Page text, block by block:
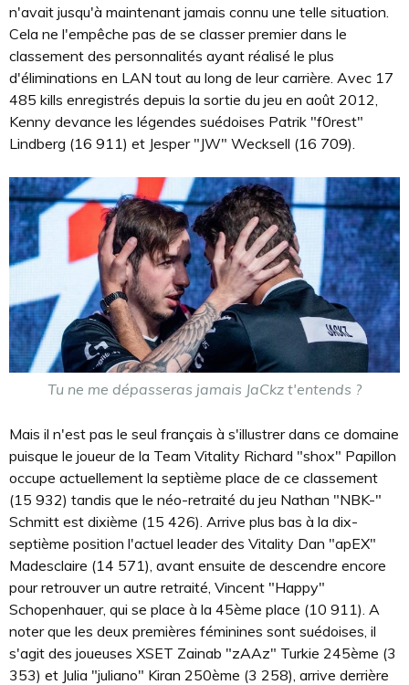
n'avait jusqu'à maintenant jamais connu une telle situation.
Cela ne l'empêche pas de se classer premier dans le
classement des personnalités ayant réalisé le plus
d'éliminations en LAN tout au long de leur carrière. Avec 17
485 kills enregistrés depuis la sortie du jeu en août 2012,
Kenny devance les légendes suédoises Patrik "f0rest"
Lindberg (16 911) et Jesper "JW" Wecksell (16 709).
Tu ne me dépasseras jamais JaCkz t'entends ?
Mais il n'est pas le seul français à s'illustrer dans ce domaine
puisque le joueur de la Team Vitality Richard "shox" Papillon
occupe actuellement la septième place de ce classement
(15 932) tandis que le néo-retraité du jeu Nathan "NBK-"
Schmitt est dixième (15 426). Arrive plus bas à la dix-
septième position l'actuel leader des Vitality Dan "apEX"
Madesclaire (14 571), avant ensuite de descendre encore
pour retrouver un autre retraité, Vincent "Happy"
Schopenhauer, qui se place à la 45ème place (10 911). A
noter que les deux premières féminines sont suédoises, il
s'agit des joueuses XSET Zainab "zAAz" Turkie 245ème (3
353) et Julia "juliano" Kiran 250ème (3 258), arrive derrière